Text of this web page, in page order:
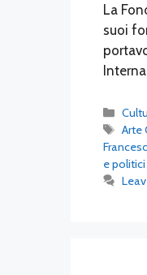
La
suoi
Tags
Arte
e